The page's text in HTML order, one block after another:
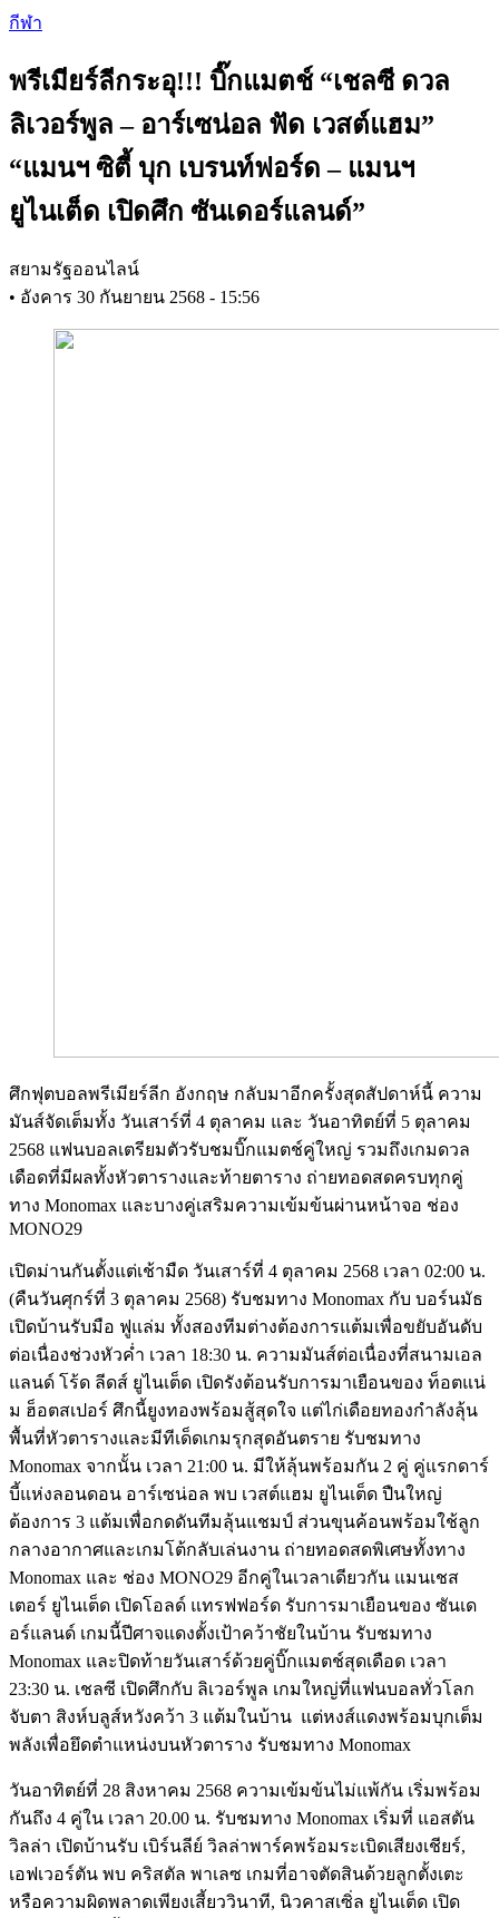
Skip
content
กีฬา
พรีเมียร์ลีกระอุ!!! บิ๊กแมตช์ “เชลซี ดวล
ลิเวอร์พูล – อาร์เซน่อล ฟัด เวสต์แฮม”
“แมนฯ ซิตี้ บุก เบรนท์ฟอร์ด – แมนฯ
ยูไนเต็ด เปิดศึก ซันเดอร์แลนด์”
สยามรัฐออนไลน์
• อังคาร 30 กันยายน 2568 - 15:56
ศึกฟุตบอลพรีเมียร์ลีก อังกฤษ กลับมาอีกครั้งสุดสัปดาห์นี้ ความ
มันส์จัดเต็มทั้ง วันเสาร์ที่ 4 ตุลาคม และ วันอาทิตย์ที่ 5 ตุลาคม
2568 แฟนบอลเตรียมตัวรับชมบิ๊กแมตช์คู่ใหญ่ รวมถึงเกมดวล
เดือดที่มีผลทั้งหัวตารางและท้ายตาราง ถ่ายทอดสดครบทุกคู่
ทาง Monomax และบางคู่เสริมความเข้มข้นผ่านหน้าจอ ช่อง
MONO29
เปิดม่านกันตั้งแต่เช้ามืด วันเสาร์ที่ 4 ตุลาคม 2568 เวลา 02:00 น.
(คืนวันศุกร์ที่ 3 ตุลาคม 2568) รับชมทาง Monomax กับ บอร์นมัธ
เปิดบ้านรับมือ ฟูแล่ม ทั้งสองทีมต่างต้องการแต้มเพื่อขยับอันดับ
ต่อเนื่องช่วงหัวค่ำ เวลา 18:30 น. ความมันส์ต่อเนื่องที่สนามเอล
แลนด์ โร้ด ลีดส์ ยูไนเต็ด เปิดรังต้อนรับการมาเยือนของ ท็อตแน่
ม ฮ็อตสเปอร์ ศึกนี้ยูงทองพร้อมสู้สุดใจ แต่ไก่เดือยทองกำลังลุ้น
พื้นที่หัวตารางและมีทีเด็ดเกมรุกสุดอันตราย รับชมทาง
Monomax จากนั้น เวลา 21:00 น. มีให้ลุ้นพร้อมกัน 2 คู่ คู่แรกดาร์
บี้แห่งลอนดอน อาร์เซน่อล พบ เวสต์แฮม ยูไนเต็ด ปืนใหญ่
ต้องการ 3 แต้มเพื่อกดดันทีมลุ้นแชมป์ ส่วนขุนค้อนพร้อมใช้ลูก
กลางอากาศและเกมโต้กลับเล่นงาน ถ่ายทอดสดพิเศษทั้งทาง
Monomax และ ช่อง MONO29 อีกคู่ในเวลาเดียวกัน แมนเชส
เตอร์ ยูไนเต็ด เปิดโอลด์ แทรฟฟอร์ด รับการมาเยือนของ ซันเด
อร์แลนด์ เกมนี้ปีศาจแดงตั้งเป้าคว้าชัยในบ้าน รับชมทาง
Monomax และปิดท้ายวันเสาร์ด้วยคู่บิ๊กแมตช์สุดเดือด เวลา
23:30 น. เชลซี เปิดศึกกับ ลิเวอร์พูล เกมใหญ่ที่แฟนบอลทั่วโลก
จับตา สิงห์บลูส์หวังคว้า 3 แต้มในบ้าน แต่หงส์แดงพร้อมบุกเต็ม
พลังเพื่อยึดตำแหน่งบนหัวตาราง รับชมทาง Monomax
วันอาทิตย์ที่ 28 สิงหาคม 2568 ความเข้มข้นไม่แพ้กัน เริ่มพร้อม
กันถึง 4 คู่ใน เวลา 20.00 น. รับชมทาง Monomax เริ่มที่ แอสตัน
วิลล่า เปิดบ้านรับ เบิร์นลีย์ วิลล่าพาร์คพร้อมระเบิดเสียงเชียร์,
เอฟเวอร์ตัน พบ คริสตัล พาเลซ เกมที่อาจตัดสินด้วยลูกตั้งเตะ
หรือความผิดพลาดเพียงเสี้ยววินาที, นิวคาสเซิ่ล ยูไนเต็ด เปิด